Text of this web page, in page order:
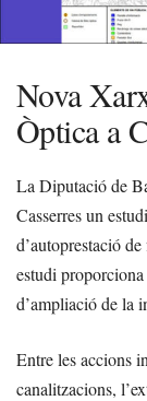
Nova
Òptica a
La Diputació de
Casserres un
d’autoprestació
estudi proporciona
d’ampliació de la
Entre les accions
canalitzacions,